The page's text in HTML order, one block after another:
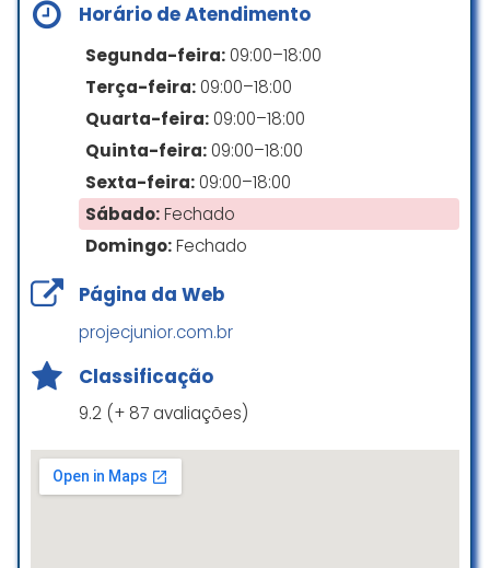
Atendimento impecável! A equipe
foi super atenciosa e o
planejamento tributário para
minha obra foi excelente, gerando
um impacto positivo nas finanças
do projeto. A prontidão em
solucionar minhas dúvidas foi um
diferencial que merece destaque.
Excelentes profissionais, equipe
muito bem preparada e engajada
para me atender, tive todo o
suporte e fiquei muito feliz e
satisfeita com os serviços
prestados. Com certeza indicarei a
Horário de Atendimento
Segunda-feira: 09:00–18:00
Terça-feira: 09:00–18:00
Quarta-feira: 09:00–18:00
Quinta-feira: 09:00–18:00
Sexta-feira: 09:00–18:00
Sábado:Fechado
Domingo:Fechado
Página da Web
projecjunior.com.br
Classificação
9.2 (+ 87 avaliações)